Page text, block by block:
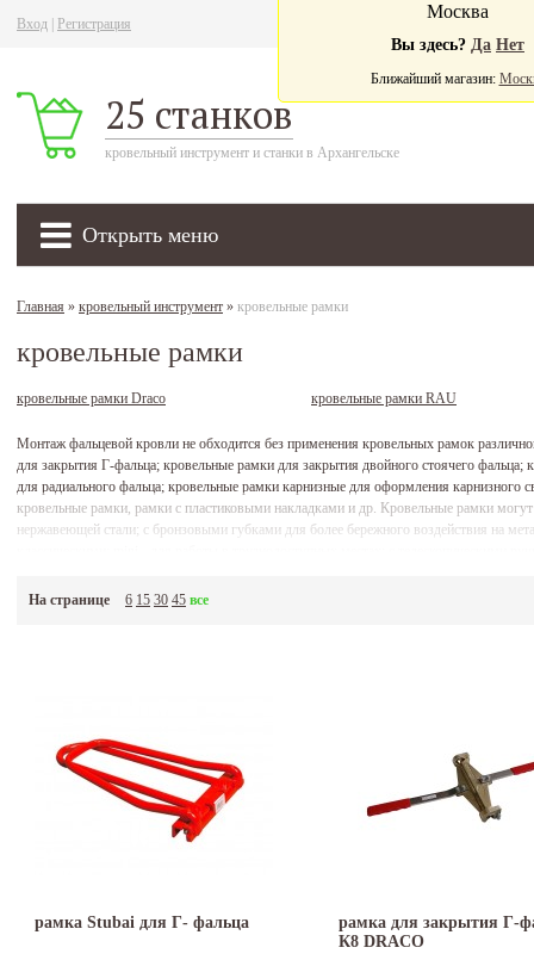
Вход Регистрация
25 станков
кровельный инструмент и станки в Архангельске
Открыть меню
Москва
Вы здесь? Да Нет
Ближайший магазин:
Главная » кровельный инструмент » кровельные рамки
кровельные рамки
кровельные рамки Draco кровельные рамки RAU
Монтаж фальцевой кровли не обходится без применения кровельных рамок
для закрытия Г-фальца; кровельные рамки для закрытия двойного стоячего
для радиального фальца; кровельные рамки карнизные для оформления карнизного
кровельные рамки, рамки с пластиковыми накладками и др. Кровельные рамки
нержавеющей стали; с бронзовыми губками для более бережного воздействия на
скорость напрямую зависят от качества применяемого инструмента и
На странице 6 15 30 45 все
рамка Stubai для Г- фальца
рамка для закрытия Г-
К8 DRACO